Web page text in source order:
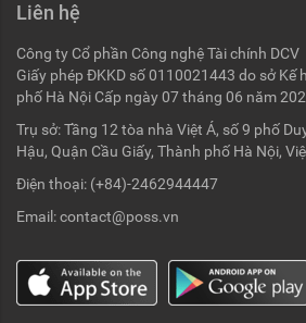
Liên hệ
Công ty Cổ phần Công nghệ Tài chính DCV
Giấy phép ĐKKD số 0110021443 do sở Kế
phố Hà Nội Cấp ngày 07 tháng 06 năm
Trụ sở: Tầng 12 tòa nhà Việt Á, số 9 phố
Hậu, Quận Cầu Giấy, Thành phố Hà Nội,
Điện thoại: (+84)-2462944447
Email:contact@poss.vn